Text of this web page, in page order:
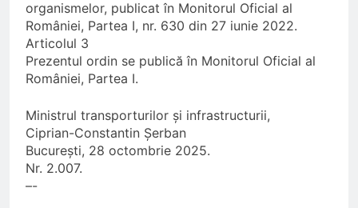
organismelor, publicat în Monitorul Oficial al
României, Partea I, nr. 630 din 27 iunie 2022.
Articolul 3
Prezentul ordin se publică în Monitorul Oficial al
României, Partea I.
Ministrul transporturilor și infrastructurii,
Ciprian-Constantin Șerban
București, 28 octombrie 2025.
Nr. 2.007.
–-